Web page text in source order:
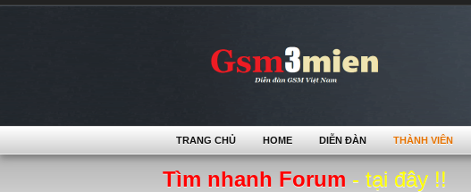
Tìm nhanh Forum - tại đây !!
TRANG CHỦ HOME DIỄN ĐÀN THÀNH VIÊN